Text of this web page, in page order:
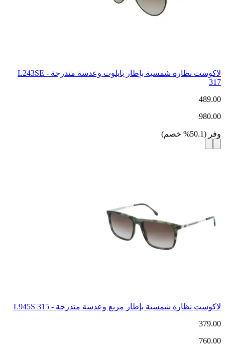
لاكوست نظارة شمسية بإطار بايلوت وعدسة متدرجة - L243SE
317
489.00
980.00
وفر (
50.1
% خصم)
لاكوست نظارة شمسية بإطار مربع وعدسة متدرجة - L945S 315
379.00
760.00